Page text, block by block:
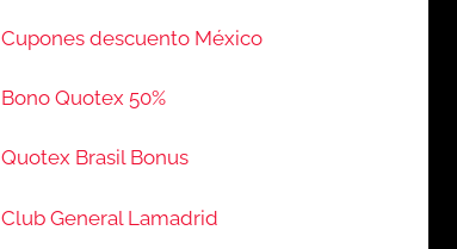
Cupones descuento México
Bono Quotex 50%
Quotex Brasil Bonus
Club General Lamadrid